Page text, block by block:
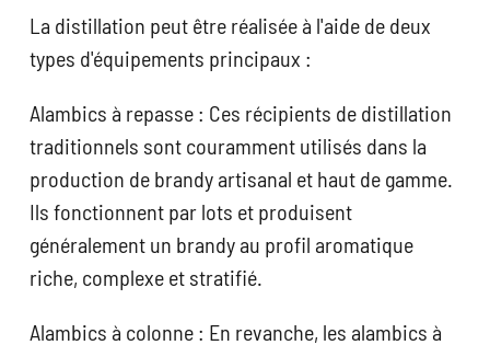
La distillation peut être réalisée à l'aide de deux
types d'équipements principaux :
Alambics à repasse : Ces récipients de distillation
traditionnels sont couramment utilisés dans la
production de brandy artisanal et haut de gamme.
Ils fonctionnent par lots et produisent
généralement un brandy au profil aromatique
riche, complexe et stratifié.
Alambics à colonne : En revanche, les alambics à